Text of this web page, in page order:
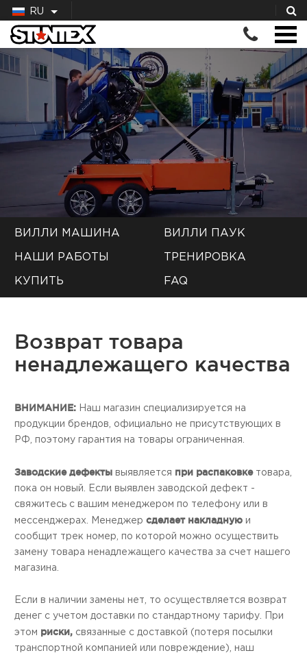
RU
ВИЛЛИ МАШИНА ВИЛЛИ ПАУК
НАШИ РАБОТЫ ТРЕНИРОВКА
КУПИТЬ FAQ
Возврат товара
ненадлежащего качества
ВНИМАНИЕ: Наш магазин специализируется на
продукции брендов, официально не присутствующих в
РФ, поэтому гарантия на товары ограниченная.
Заводские дефекты выявляется при распаковкетовара,
пока он новый. Если выявлен заводской дефект -
свяжитесь с вашим менеджером по телефону или в
мессенджерах. Менеджерсделает накладную и
сообщит трек номер, по которой можно осуществить
замену товара ненадлежащего качества за счет нашего
магазина.
Если в наличии замены нет, то осуществляется возврат
денег с учетом доставки по стандартному тарифу. При
этом риски, связанные с доставкой (потеря посылки
транспортной компанией или повреждение), наш